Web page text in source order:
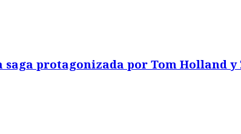
saga protagonizada por Tom Holland y